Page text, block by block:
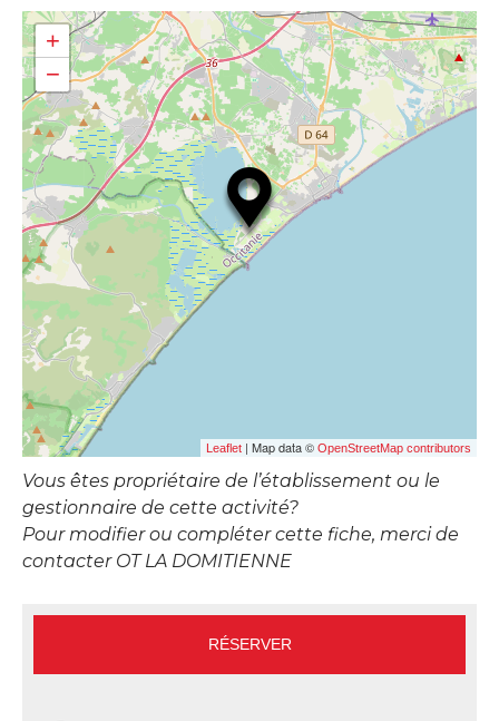
+
−
Leaflet | Map data © OpenStreetMap contributors
Vous êtes propriétaire de l’établissement ou le
gestionnaire de cette activité?
Pour modifier ou compléter cette fiche, merci de
contacter OT LA DOMITIENNE
RÉSERVER